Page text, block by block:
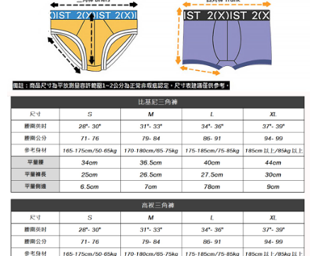
５．嚴禁一人註冊多個帳號或使用他人資訊註冊。若發現惡意使用之情形，
恩沛科技股份有限公司將有權停止該用戶之使用額度並採取法律行動。